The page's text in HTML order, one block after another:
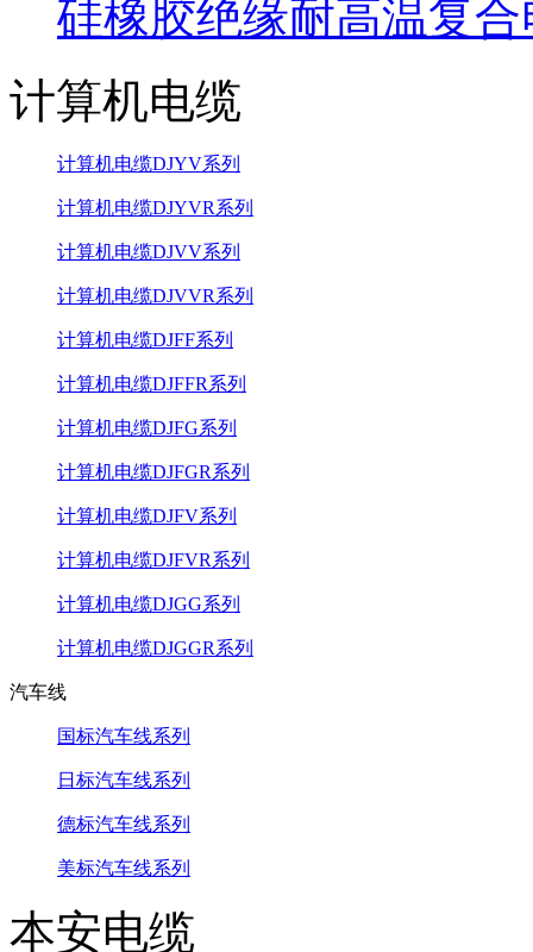
硅橡胶绝缘耐高温复合
计算机电缆
计算机电缆DJYV系列
计算机电缆DJYVR系列
计算机电缆DJVV系列
计算机电缆DJVVR系列
计算机电缆DJFF系列
计算机电缆DJFFR系列
计算机电缆DJFG系列
计算机电缆DJFGR系列
计算机电缆DJFV系列
计算机电缆DJFVR系列
计算机电缆DJGG系列
计算机电缆DJGGR系列
汽车线
国标汽车线系列
日标汽车线系列
德标汽车线系列
美标汽车线系列
本安电缆